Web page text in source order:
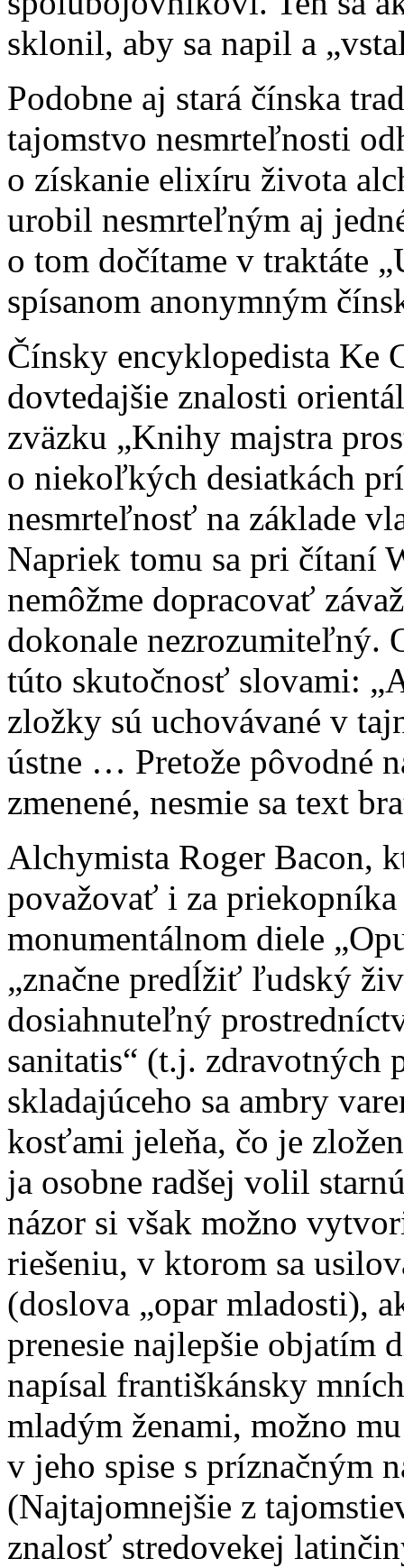
sklonil, aby sa napil a
Podobne aj stará čínska
tajomstvo nesmrteľnosti
o získanie elixíru života
urobil nesmrteľným aj
o tom dočítame v traktáte
spísanom anonymným
Čínsky encyklopedista Ke
dovtedajšie znalosti
zväzku „Knihy majstra
o niekoľkých desiatkách
nesmrteľnosť na základe
Napriek tomu sa pri čítaní
nemôžme dopracovať
dokonale nezrozumiteľný.
túto skutočnosť slovami:
zložky sú uchovávané v
ústne … Pretože pôvodné
zmenené, nesmie sa text
Alchymista Roger Bacon,
považovať i za
monumentálnom diele
„značne predĺžiť ľudský
dosiahnuteľný
sanitatis“ (t.j. zdravotných
skladajúceho sa ambry
kosťami jeleňa, čo je
ja osobne radšej volil
názor si však možno
riešeniu, v ktorom sa
(doslova „opar mladosti),
prenesie najlepšie objatím
napísal františkánsky
mladým ženami, možno
v jeho spise s príznačným
(Najtajomnejšie z
znalosť stredovekej